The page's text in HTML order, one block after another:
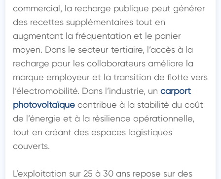
commercial, la recharge publique peut générer
des recettes supplémentaires tout en
augmentant la fréquentation et le panier
moyen. Dans le secteur tertiaire, l’accès à la
recharge pour les collaborateurs améliore la
marque employeur et la transition de flotte vers
l’électromobilité. Dans l’industrie, un carport
photovoltaïque contribue à la stabilité du coût
de l’énergie et à la résilience opérationnelle,
tout en créant des espaces logistiques
couverts.
L’exploitation sur 25 à 30 ans repose sur des